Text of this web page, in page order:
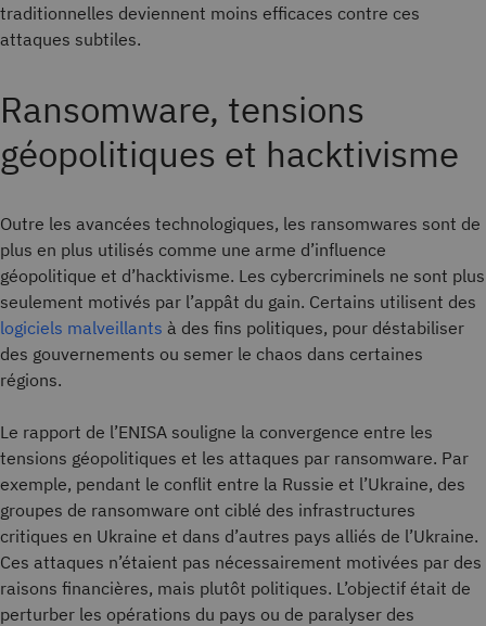
traditionnelles deviennent moins efficaces contre ces
attaques subtiles.
Ransomware, tensions
géopolitiques et hacktivisme
Outre les avancées technologiques, les ransomwares sont de
plus en plus utilisés comme une arme d’influence
géopolitique et d’hacktivisme. Les cybercriminels ne sont plus
seulement motivés par l’appât du gain. Certains utilisent des
logiciels malveillants à des fins politiques, pour déstabiliser
des gouvernements ou semer le chaos dans certaines
régions.
Le rapport de l’ENISA souligne la convergence entre les
tensions géopolitiques et les attaques par ransomware. Par
exemple, pendant le conflit entre la Russie et l’Ukraine, des
groupes de ransomware ont ciblé des infrastructures
critiques en Ukraine et dans d’autres pays alliés de l’Ukraine.
Ces attaques n’étaient pas nécessairement motivées par des
raisons financières, mais plutôt politiques. L’objectif était de
perturber les opérations du pays ou de paralyser des